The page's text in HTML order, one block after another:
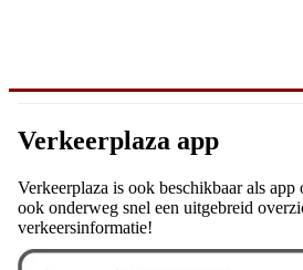
Verkeerplaza app
Verkeerplaza is ook beschikbaar als app
ook onderweg snel een uitgebreid
verkeersinformatie!